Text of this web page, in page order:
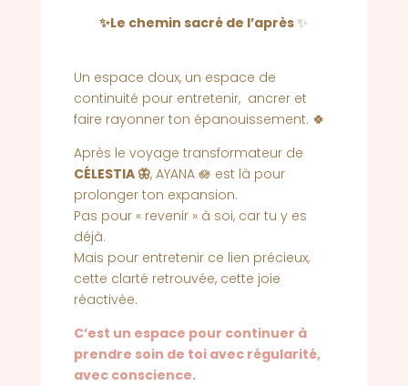
✨Le chemin sacré de l’après✨
Un espace doux, un espace de
continuité pour entretenir, ancrer et
faire rayonner ton épanouissement. 🍀
Après le voyage transformateur de
CÉLESTIA 🦋, AYANA 🪷 est là pour
prolonger ton expansion.
Pas pour « revenir » à soi, car tu y es
déjà.
Mais pour entretenir ce lien précieux,
cette clarté retrouvée, cette joie
réactivée.
C’est un espace pour continuer à
prendre soin de toi avec régularité,
avec conscience.